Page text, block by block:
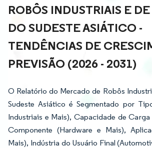
ROBÔS INDUSTRIAIS E
DO SUDESTE ASIÁTICO -
TENDÊNCIAS DE
PREVISÃO (2026 - 2031)
O Relatório do Mercado de Robôs
Sudeste Asiático é Segmentado por
Industriais e Mais), Capacidade de
Componente (Hardware e Mais),
Mais), Indústria do Usuário Final